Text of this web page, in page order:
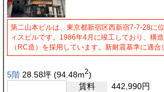
第二山本ビルは、東京都新宿区西新宿7-7-28に
ィスビルです。1986年4月に竣工しており、構
（RC造）を採用しています。新耐震基準に適
5階 28.58坪 (94.48m2)
賃料
442,990円